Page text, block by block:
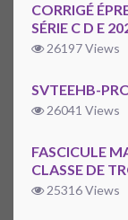
CORRIGÉ
SÉRIE C D E
26197 Views
SVTEEHB-
26041 Views
FASCICULE
CLASSE DE
25316 Views